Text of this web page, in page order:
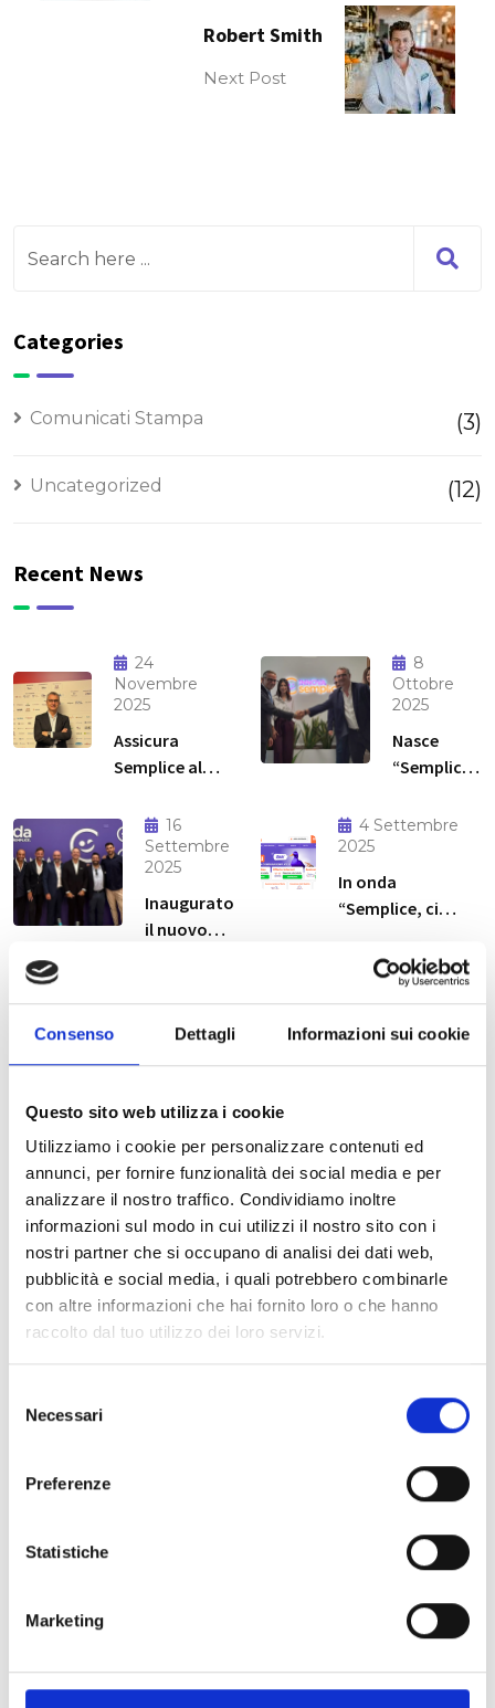
Consenso Dettagli Informazioni sui cookie
Questo sito web utilizza i cookie
Utilizziamo i cookie per personalizzare contenuti ed
annunci, per fornire funzionalità dei social media e per
analizzare il nostro traffico. Condividiamo inoltre
informazioni sul modo in cui utilizzi il nostro sito con i
nostri partner che si occupano di analisi dei dati web,
pubblicità e social media, i quali potrebbero combinarle
con altre informazioni che hai fornito loro o che hanno
raccolto dal tuo utilizzo dei loro servizi.
Necessari
Preferenze
Statistiche
Marketing
Robert Smith
Next Post
Categories
Comunicati Stampa (3)
Uncategorized (12)
Recent News
24
Novembre
2025
Assicura
Semplice al
Insurtech
Summit 2025:
due giorni
dedicati
all’innovazione
8
Ottobre
2025
Nasce
“Semplice
la nuova
firmata
Semplice e
AXA
Partners
Italia
16
Settembre
2025
Inaugurato
il nuovo
4 Settembre
2025
In onda
“Semplice, ci
campagna digital
con Gerry Scotti
Archives
Ottobre 2025
Settembre 2025
Luglio 2025 (1)
Giugno 2025 (1)
Maggio 2025 (2)
Aprile 2025 (1)
Marzo 2025 (1)
(1)